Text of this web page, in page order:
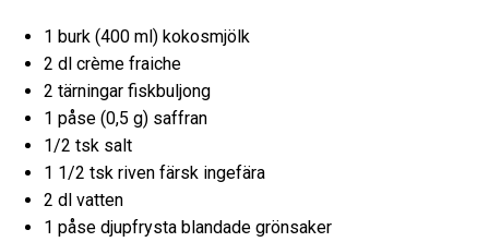
1 burk (400 ml) kokosmjölk
2 dl crème fraiche
2 tärningar fiskbuljong
1 påse (0,5 g) saffran
1/2 tsk salt
1 1/2 tsk riven färsk ingefära
2 dl vatten
1 påse djupfrysta blandade grönsaker